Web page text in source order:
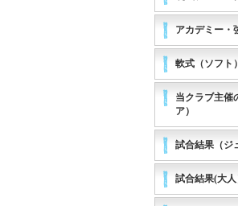
アカデミー・
軟式（ソフト
当クラブ主催
ア）
試合結果（ジ
試合結果(大人